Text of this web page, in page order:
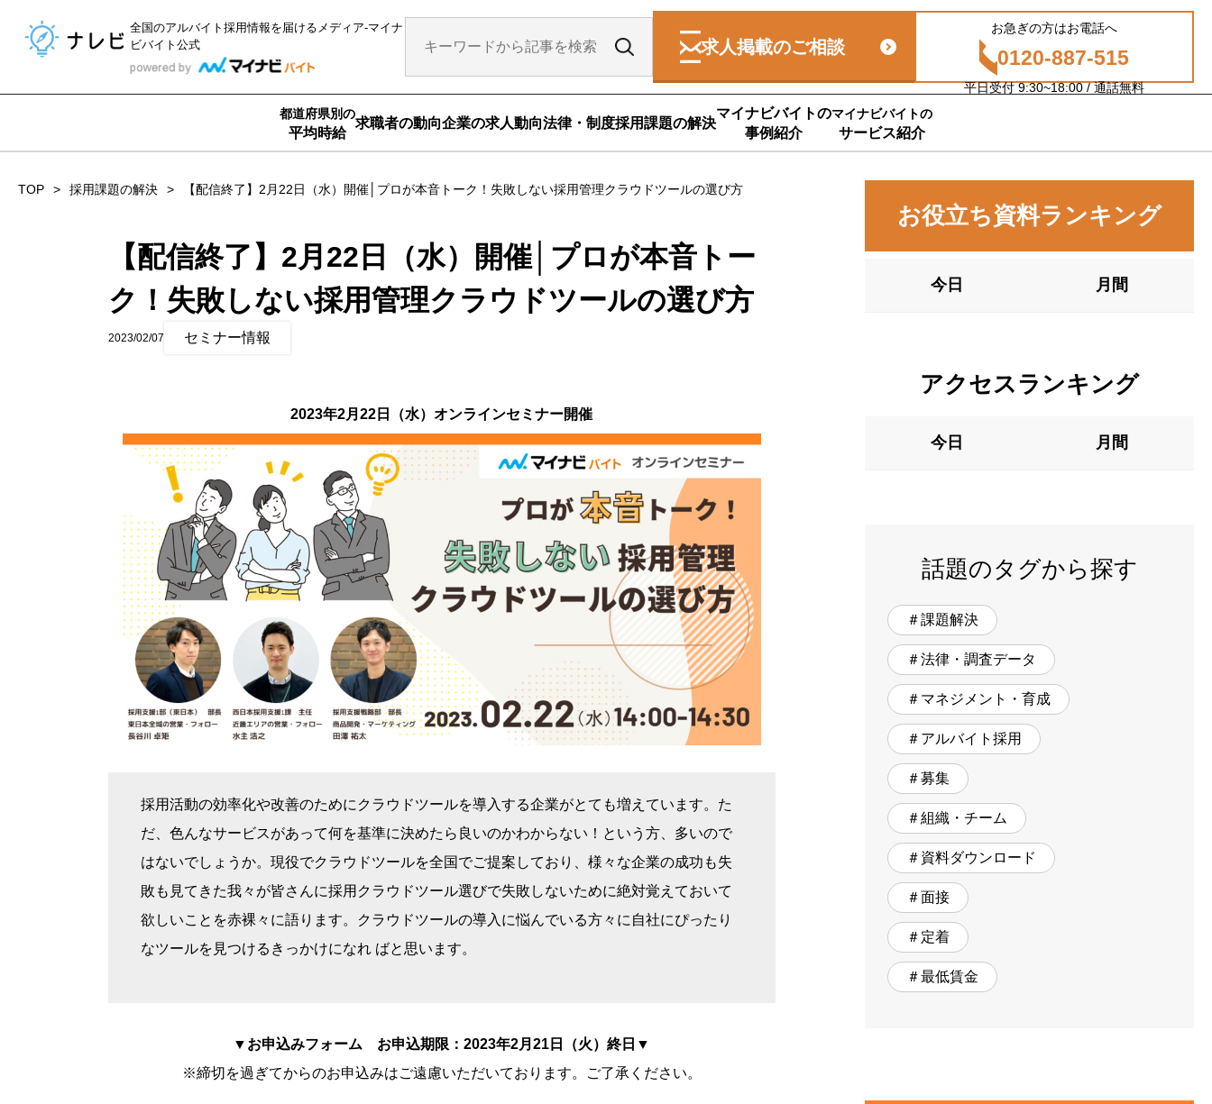
全国のアルバイト採用情報を届ける メディア-マイナ
ビバイト公式
求人掲載のご相談
お急ぎの方はお電話へ
0120-887-515
平日受付 9:30~18:00 / 通話無料
都道府県別の
平均時給
求職者の動向企業の求人動向法律・制度採用課題の解決
マイナビバイトの
事例紹介
マイナビバイトの
サービス紹介
TOP 採用課題の解決 【配信終了】2月22日（水）開催│プロが本音トーク！失敗しない採用管理クラウドツールの選び方
【配信終了】2月22日（水）開催│プロが本音トー
ク！失敗しない採用管理クラウドツールの選び方
2023/02/07 セミナー情報
2023年2月22日（水）オンラインセミナー開催
採用活動の効率化や改善のためにクラウドツールを導入する企業がとても増えています。た
だ、色んなサービスがあって何を基準に決めたら良いのかわからない！という方、多いので
はないでしょうか。現役でクラウドツールを全国でご提案しており、様々な企業の成功も失
敗も見てきた我々が皆さんに採用クラウドツール選びで失敗しないために絶対覚えておいて
欲しいことを赤裸々に語ります。クラウドツールの導入に悩んでいる方々に自社にぴったり
なツールを見つけるきっかけになれ ばと思います。
▼お申込みフォーム お申込期限：2023年2月21日（火）終日▼
※締切を過ぎてからのお申込みはご遠慮いただいております。ご了承ください。
お役立ち資料ランキング
今日 月間
アクセスランキング
今日 月間
話題のタグから探す
＃課題解決
＃法律・調査データ
＃マネジメント・育成
＃アルバイト採用
＃募集
＃組織・チーム
＃資料ダウンロード
＃面接
＃定着
＃最低賃金